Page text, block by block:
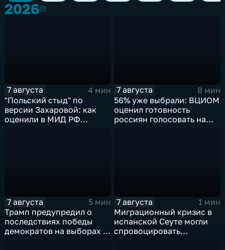
20262026
7 августа
4 мин
"Польский стыд" по
версии Захаровой: как
оценили в МИД РФ
7 августа
8 мин
56% уже выбрали: ВЦИОМ
оценил готовность
россиян голосовать на
7 августа
5 мин
Трамп предупредил о
последствиях победы
демократов на выборах в
7 августа
1 мин
Миграционный кризис в
испанской Сеуте могли
спровоцировать